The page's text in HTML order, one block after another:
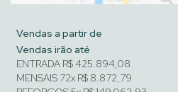
Vendas a partir de
Vendas irão até
ENTRADA R$ 425.894,08
MENSAIS 72x R$ 8.872,79